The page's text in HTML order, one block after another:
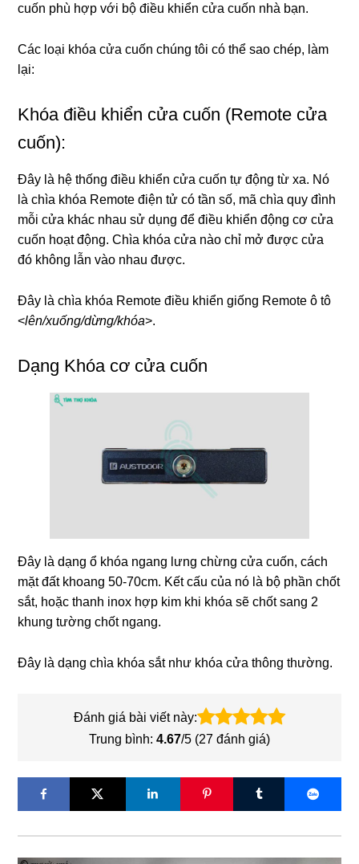
cuốn phù hợp với bộ điều khiển cửa cuốn nhà bạn.
Các loại khóa cửa cuốn chúng tôi có thể sao chép, làm
lại:
Khóa điều khiển cửa cuốn (Remote cửa
cuốn):
Đây là hệ thống điều khiển cửa cuốn tự động từ xa. Nó
là chìa khóa Remote điện tử có tần số, mã chìa quy đình
mỗi cửa khác nhau sử dụng để điều khiển động cơ cửa
cuốn hoạt động. Chìa khóa cửa nào chỉ mở được cửa
đó không lẫn vào nhau được.
Đây là chìa khóa Remote điều khiển giống Remote ô tô
<lên/xuống/dừng/khóa>.
Dạng Khóa cơ cửa cuốn
Đây là dạng ổ khóa ngang lưng chừng cửa cuốn, cách
mặt đất khoang 50-70cm. Kết cấu của nó là bộ phần chốt
sắt, hoặc thanh inox hợp kim khi khóa sẽ chốt sang 2
khung tường chốt ngang.
Đây là dạng chìa khóa sắt như khóa cửa thông thường.
Đánh giá bài viết này:
Trung bình: 4.67/5 (27 đánh giá)